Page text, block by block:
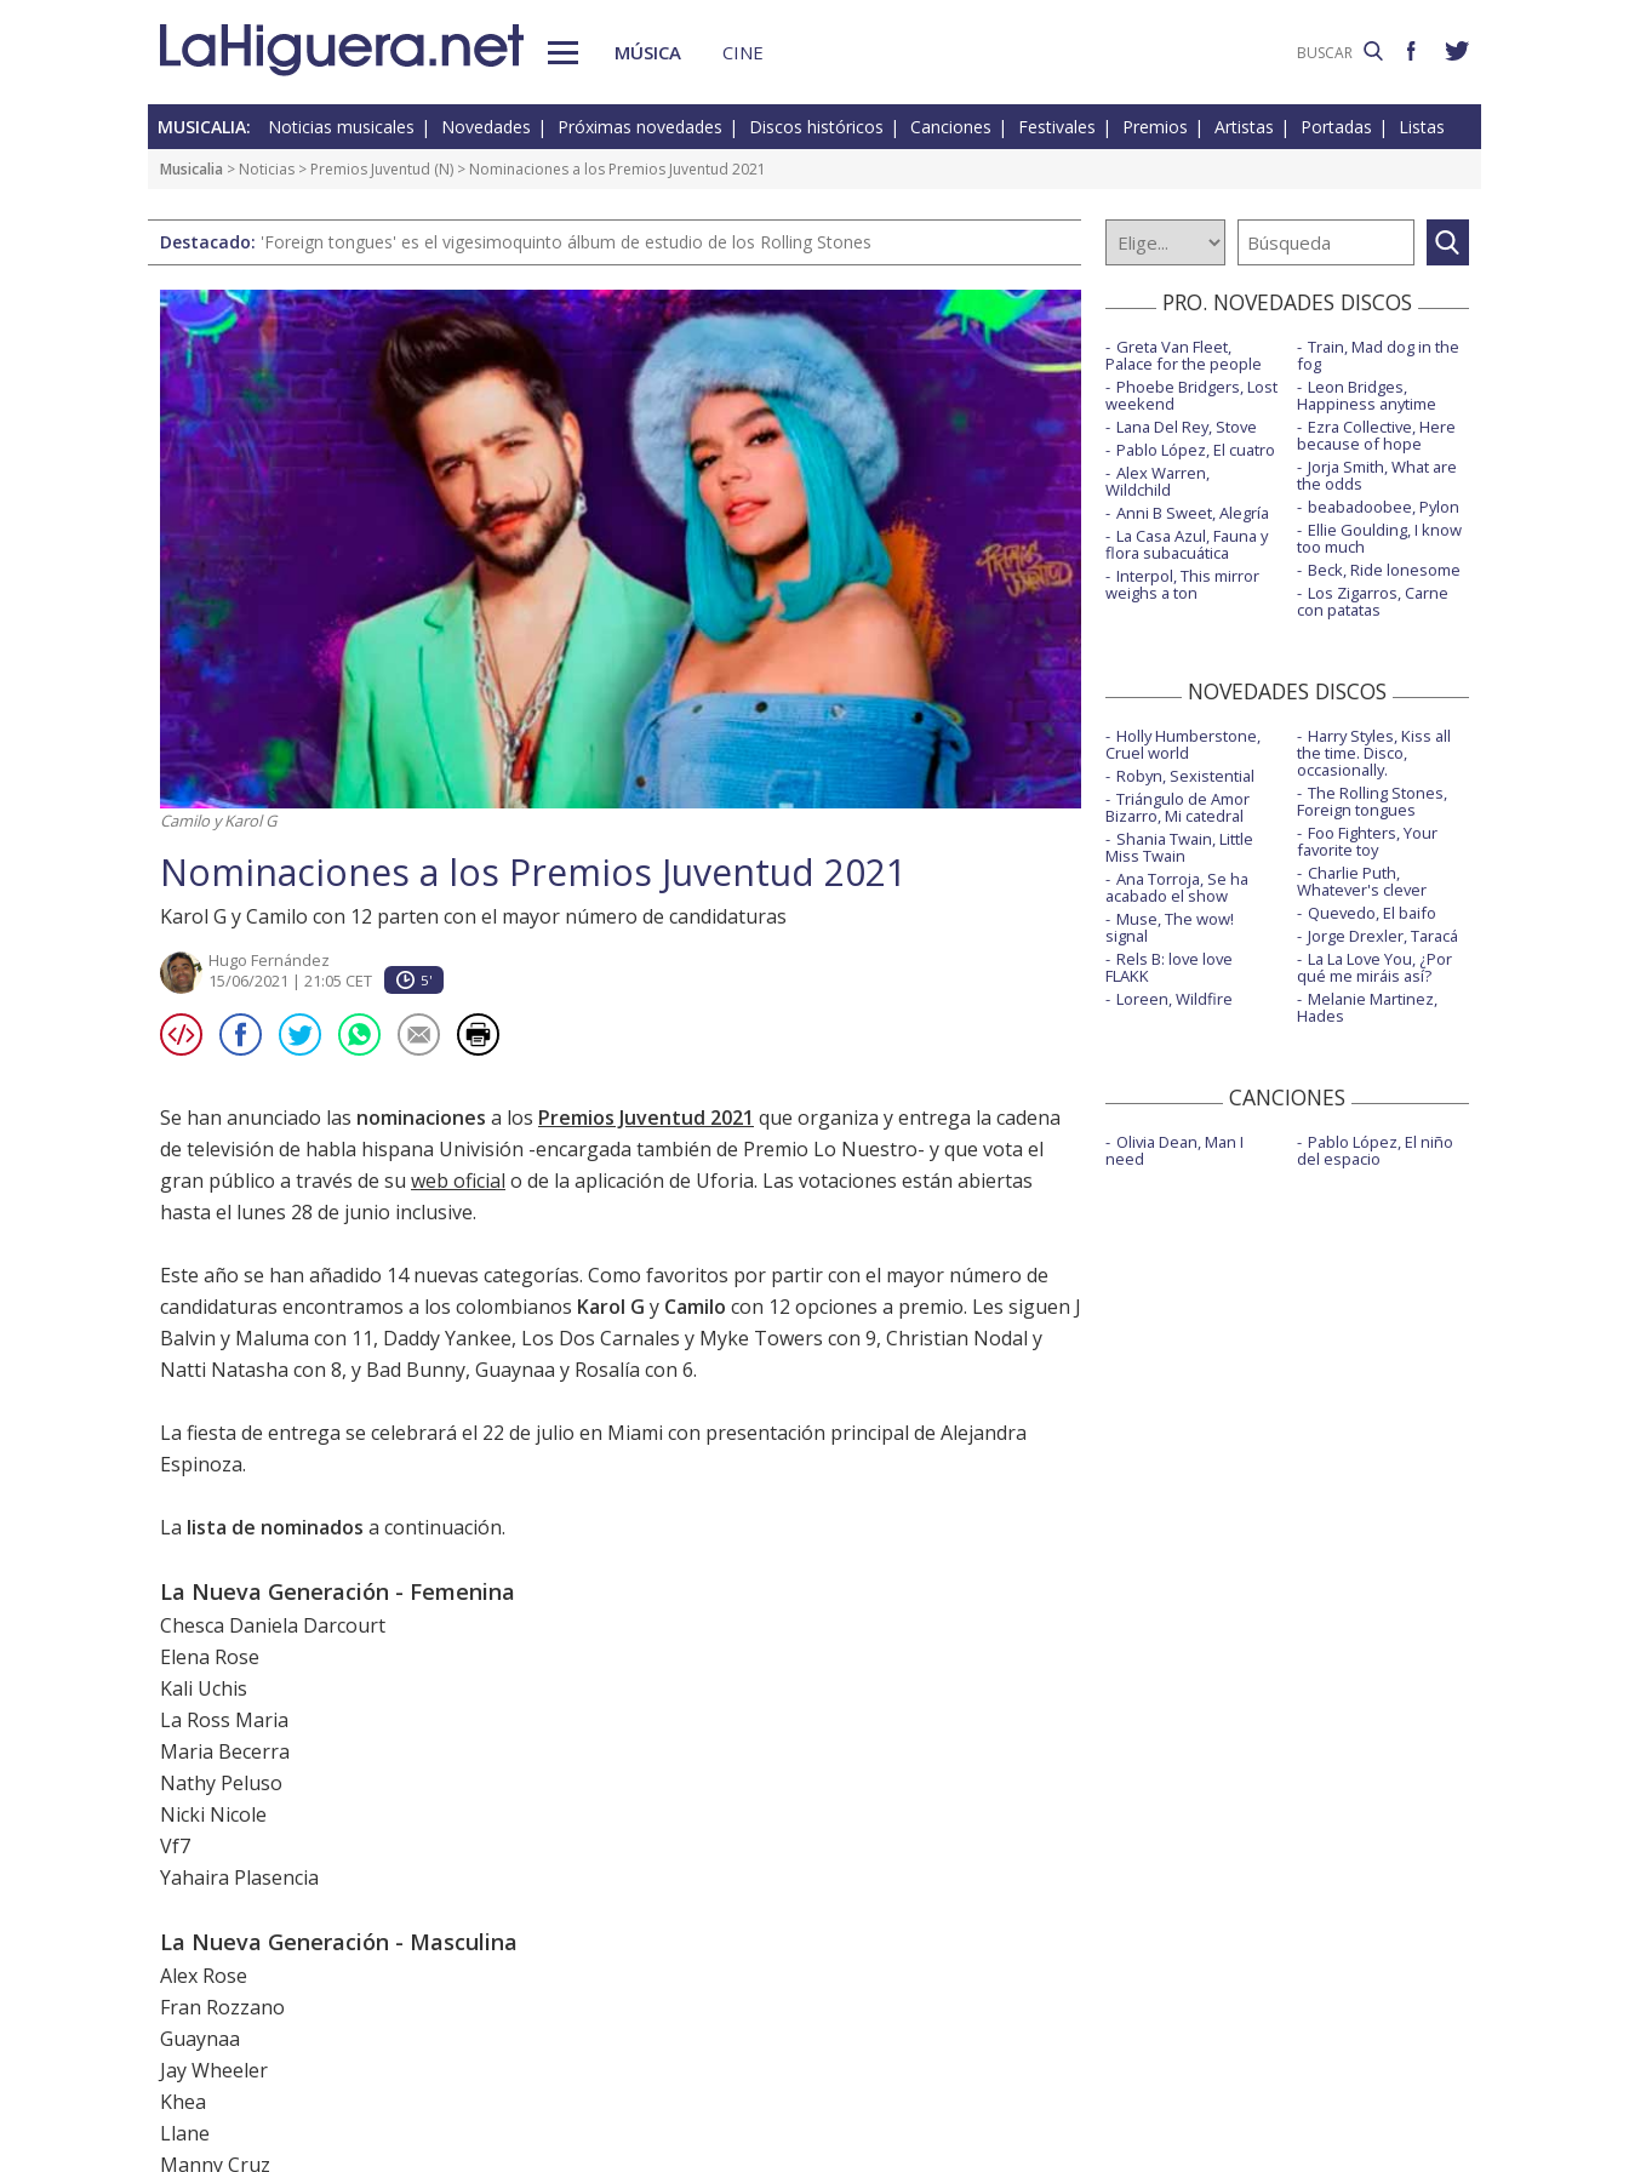
MÚSICA CINE
MUSICALIA: Noticias musicales Novedades Próximas novedades Discos históricos Canciones Festivales Premios Artistas Portadas Listas
Musicalia > Noticias > Premios Juventud (N) > Nominaciones a los Premios Juventud 2021
Destacado: 'Foreign tongues' es el vigesimoquinto álbum de estudio de los Rolling Stones
Camilo y Karol G
Nominaciones a los Premios Juventud 2021
Karol G y Camilo con 12 parten con el mayor número de candidaturas
Hugo Fernández
15/06/2021 | 21:05 CET
5'
Se han anunciado las nominaciones a los Premios Juventud 2021 que organiza y entrega la cadena
de televisión de habla hispana Univisión -encargada también de Premio Lo Nuestro- y que vota el
gran público a través de su web oficial o de la aplicación de Uforia. Las votaciones están abiertas
hasta el lunes 28 de junio inclusive.
Este año se han añadido 14 nuevas categorías. Como favoritos por partir con el mayor número de
candidaturas encontramos a los colombianos Karol G y Camilo con 12 opciones a premio. Les siguen J
Balvin y Maluma con 11, Daddy Yankee, Los Dos Carnales y Myke Towers con 9, Christian Nodal y
Natti Natasha con 8, y Bad Bunny, Guaynaa y Rosalía con 6.
La fiesta de entrega se celebrará el 22 de julio en Miami con presentación principal de Alejandra
Espinoza.
La lista de nominados a continuación.
La Nueva Generación - Femenina
Chesca Daniela Darcourt
Elena Rose
Kali Uchis
La Ross Maria
Maria Becerra
Nathy Peluso
Nicki Nicole
Vf7
Yahaira Plasencia
La Nueva Generación - Masculina
Alex Rose
Fran Rozzano
Guaynaa
Jay Wheeler
Khea
Llane
Manny Cruz
PRO. NOVEDADES DISCOS
Greta Van Fleet,
Palace for the people
Phoebe Bridgers, Lost
weekend
Lana Del Rey, Stove
Pablo López, El cuatro
Alex Warren,
Wildchild
Anni B Sweet, Alegría
La Casa Azul, Fauna y
flora subacuática
Interpol, This mirror
weighs a ton
Train, Mad dog in the
fog
Leon Bridges,
Happiness anytime
Ezra Collective, Here
because of hope
Jorja Smith, What are
the odds
beabadoobee, Pylon
Ellie Goulding, I know
too much
Beck, Ride lonesome
Los Zigarros, Carne
con patatas
NOVEDADES DISCOS
Holly Humberstone,
Cruel world
Robyn, Sexistential
Triángulo de Amor
Bizarro, Mi catedral
Shania Twain, Little
Miss Twain
Ana Torroja, Se ha
acabado el show
Muse, The wow!
signal
Rels B: love love
FLAKK
Loreen, Wildfire
Harry Styles, Kiss all
the time. Disco,
occasionally.
The Rolling Stones,
Foreign tongues
Foo Fighters, Your
favorite toy
Charlie Puth,
Whatever's clever
Quevedo, El baifo
Jorge Drexler, Taracá
La La Love You, ¿Por
qué me miráis así?
Melanie Martinez,
Hades
CANCIONES
Olivia Dean, Man I
need
Pablo López, El niño
del espacio